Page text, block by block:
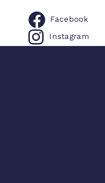
Facebook
Instagram